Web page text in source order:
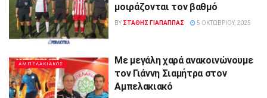
μοιράζονται τον βαθμό
BY ΣΤΑΘΗΣ ΓΊΑΠΑΠΠΑΣ 5 ΟΚΤΩΒΡΊΟΥ, 2025
ΑΜΠΕΛΑΚΙΑΚΟΣ
Με μεγάλη χαρά ανακοινώνουμε
τον Γιάννη Σιαμήτρα στον
Αμπελακιακό